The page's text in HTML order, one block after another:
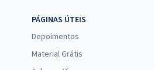
PÁGINAS ÚTEIS
Depoimentos
Material Grátis